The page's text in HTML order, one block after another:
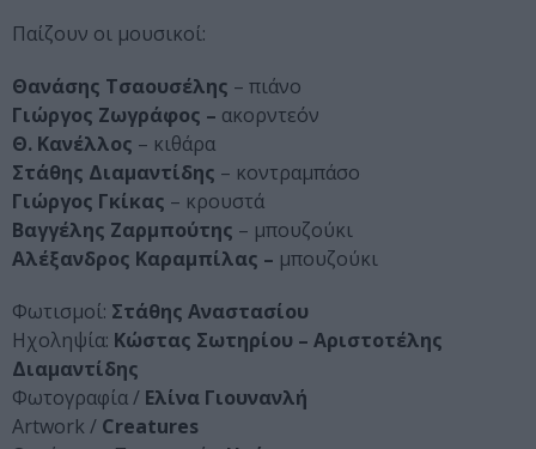
Παίζουν οι μουσικοί:
Θανάσης Τσαουσέλης – πιάνο
Γιώργος Ζωγράφος – ακορντεόν
Θ. Κανέλλος – κιθάρα
Στάθης Διαμαντίδης – κοντραμπάσο
Γιώργος Γκίκας – κρουστά
Βαγγέλης Ζαρμπούτης – μπουζούκι
Αλέξανδρος Καραμπίλας – μπουζούκι
Φωτισμοί: Στάθης Αναστασίου
Ηχοληψία: Κώστας Σωτηρίου – Αριστοτέλης
Διαμαντίδης
Φωτογραφία / Ελίνα Γιουνανλή
Artwork / Creatures